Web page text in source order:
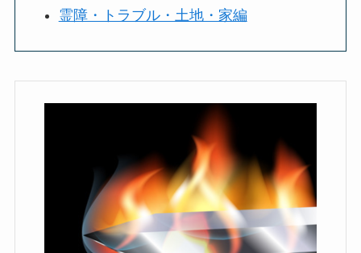
霊障・トラブル・土地・家編